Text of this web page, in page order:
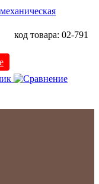
код товара: 02-791